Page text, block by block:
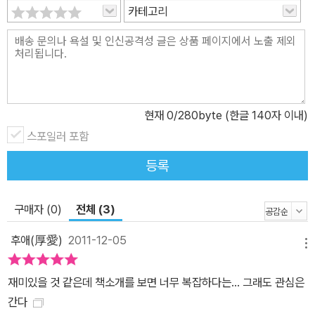
카테고리
현재 0/280byte (한글 140자 이내)
스포일러 포함
등록
구매자 (0) 전체 (3)
후애(厚愛) 2011-12-05
재미있을 것 같은데 책소개를 보면 너무 복잡하다는... 그래도 관심은
간다